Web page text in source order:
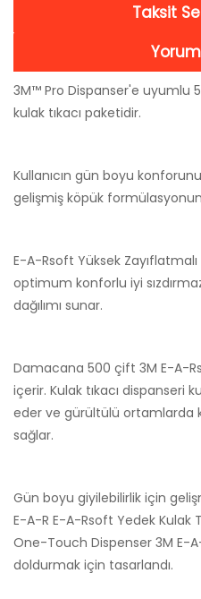
Taksit
3M™ Pro Dispanser'e uyumlu
kulak tıkacı paketidir.
Kullanıcın gün boyu
gelişmiş köpük
E-A-Rsoft Yüksek Zayıflatmalı
optimum konforlu iyi
dağılımı sunar.
Damacana 500 çift 3M E-A-
içerir. Kulak tıkacı dispanseri
eder ve gürültülü ortamlarda
sağlar.
Gün boyu giyilebilirlik için
E-A-R E-A-Rsoft Yedek Kulak
One-Touch Dispenser 3M E-
doldurmak için tasarlandı.